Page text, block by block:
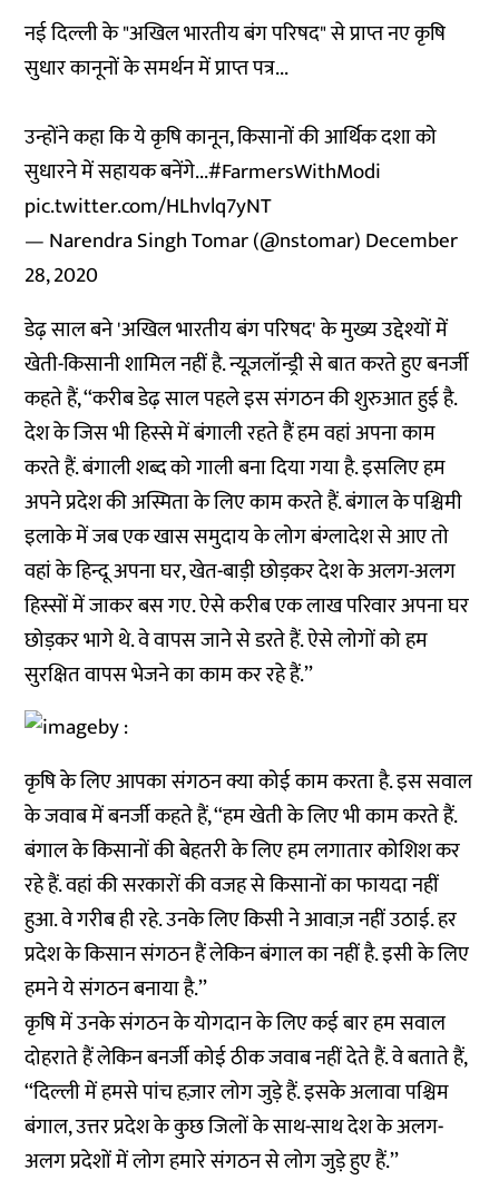
नई दिल्ली के "अखिल भारतीय बंग परिषद" से प्राप्त नए कृषि
सुधार कानूनों के समर्थन में प्राप्त पत्र...
उन्होंने कहा कि ये कृषि कानून, किसानों की आर्थिक दशा को
सुधारने में सहायक बनेंगे...#FarmersWithModi
pic.twitter.com/HLhvlq7yNT
— Narendra Singh Tomar (@nstomar)December
28, 2020
डेढ़ साल बने 'अखिल भारतीय बंग परिषद' के मुख्य उद्देश्यों में
खेती-किसानी शामिल नहीं है. न्यूज़लॉन्ड्री से बात करते हुए बनर्जी
कहते हैं, ‘‘करीब डेढ़ साल पहले इस संगठन की शुरुआत हुई है.
देश के जिस भी हिस्से में बंगाली रहते हैं हम वहां अपना काम
करते हैं. बंगाली शब्द को गाली बना दिया गया है. इसलिए हम
अपने प्रदेश की अस्मिता के लिए काम करते हैं. बंगाल के पश्चिमी
इलाके में जब एक खास समुदाय के लोग बंग्लादेश से आए तो
वहां के हिन्दू अपना घर, खेत-बाड़ी छोड़कर देश के अलग-अलग
हिस्सों में जाकर बस गए. ऐसे करीब एक लाख परिवार अपना घर
छोड़कर भागे थे. वे वापस जाने से डरते हैं. ऐसे लोगों को हम
सुरक्षित वापस भेजने का काम कर रहे हैं.’’
कृषि के लिए आपका संगठन क्या कोई काम करता है. इस सवाल
के जवाब में बनर्जी कहते हैं, ‘‘हम खेती के लिए भी काम करते हैं.
बंगाल के किसानों की बेहतरी के लिए हम लगातार कोशिश कर
रहे हैं. वहां की सरकारों की वजह से किसानों का फायदा नहीं
हुआ. वे गरीब ही रहे. उनके लिए किसी ने आवाज़ नहीं उठाई. हर
प्रदेश के किसान संगठन हैं लेकिन बंगाल का नहीं है. इसी के लिए
हमने ये संगठन बनाया है.’’
कृषि में उनके संगठन के योगदान के लिए कई बार हम सवाल
दोहराते हैं लेकिन बनर्जी कोई ठीक जवाब नहीं देते हैं. वे बताते हैं,
‘‘दिल्ली में हमसे पांच हज़ार लोग जुड़े हैं. इसके अलावा पश्चिम
बंगाल, उत्तर प्रदेश के कुछ जिलों के साथ-साथ देश के अलग-
अलग प्रदेशों में लोग हमारे संगठन से लोग जुड़े हुए हैं.’’